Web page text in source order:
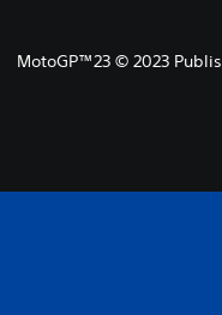
MotoGP™23 © 2023